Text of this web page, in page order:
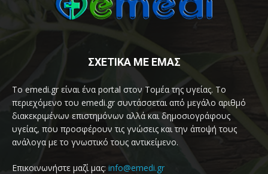
ΣΧΕΤΙΚΑ ΜΕ ΕΜΑΣ
Το emedi.gr είναι ένα portal στον Τομέα της υγείας. Το
περιεχόμενο του emedi.gr συντάσσεται από μεγάλο αριθμό
διακεκριμένων επιστημόνων αλλά και δημοσιογράφους
υγείας, που προσφέρουν τις γνώσεις και την άποψή τους
ανάλογα με το γνωστικό τους αντικείμενο.
Επικοινωνήστε μαζί μας: info@emedi.gr